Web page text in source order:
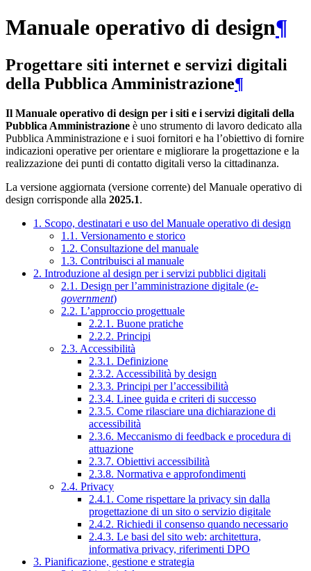
Manuale operativo di design¶
Progettare siti internet e servizi digitali
della Pubblica Amministrazione¶
Il Manuale operativo di design per i siti e i servizi digitali della
Pubblica Amministrazione è uno strumento di lavoro dedicato alla
Pubblica Amministrazione e i suoi fornitori e ha l’obiettivo di fornire
indicazioni operative per orientare e migliorare la progettazione e la
realizzazione dei punti di contatto digitali verso la cittadinanza.
La versione aggiornata (versione corrente) del Manuale operativo di
design corrisponde alla 2025.1.
1. Scopo, destinatari e uso del Manuale operativo di design
1.1. Versionamento e storico
1.2. Consultazione del manuale
1.3. Contribuisci al manuale
2. Introduzione al design per i servizi pubblici digitali
2.1. Design per l’amministrazione digitale (e-
government)
2.2. L’approccio progettuale
2.2.1. Buone pratiche
2.2.2. Principi
2.3. Accessibilità
2.3.1. Definizione
2.3.2. Accessibilità by design
2.3.3. Principi per l’accessibilità
2.3.4. Linee guida e criteri di successo
2.3.5. Come rilasciare una dichiarazione di
accessibilità
2.3.6. Meccanismo di feedback e procedura di
attuazione
2.3.7. Obiettivi accessibilità
2.3.8. Normativa e approfondimenti
2.4. Privacy
2.4.1. Come rispettare la privacy sin dalla
progettazione di un sito o servizio digitale
2.4.2. Richiedi il consenso quando necessario
2.4.3. Le basi del sito web: architettura,
informativa privacy, riferimenti DPO
3. Pianificazione, gestione e strategia